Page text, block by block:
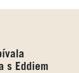
s Eddiem